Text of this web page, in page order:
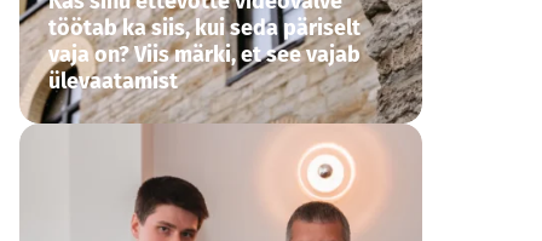
töötab ka siis, kui seda päriselt
vaja on? Viis märki, et see vajab
ülevaatamist